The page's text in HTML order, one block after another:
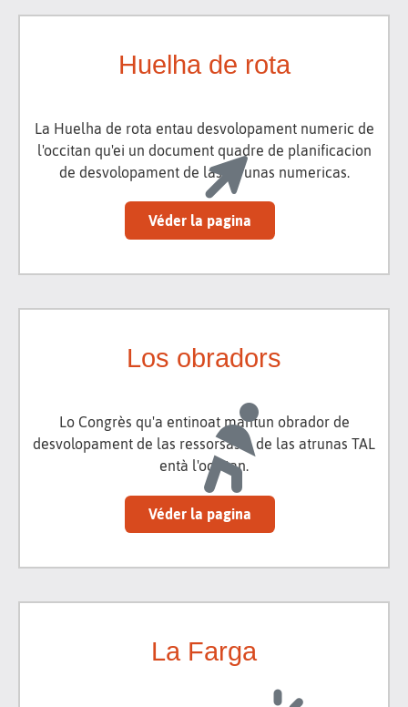
Huelha de rota
La Huelha de rota entau desvolopament numeric de
l'occitan qu'ei un document quadre de planificacion
de desvolopament de las atrunas numericas.
Véder la pagina
Los obradors
Lo Congrès qu'a entinoat mantun obrador de
desvolopament de las ressorsas e de las atrunas TAL
entà l'occitan.
Véder la pagina
La Farga